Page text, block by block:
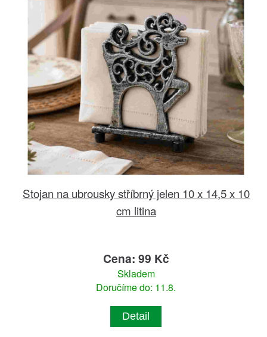
Stojan na ubrousky stříbrný jelen 10 x 14,5 x 10
cm litina
Cena: 99 Kč
Skladem
Doručíme do: 11.8.
Detail